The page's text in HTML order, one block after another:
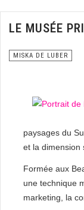
LE MUSÉE
MISKA DE LUBER
paysages du
et la dimension
Formée aux
une technique
marketing, la